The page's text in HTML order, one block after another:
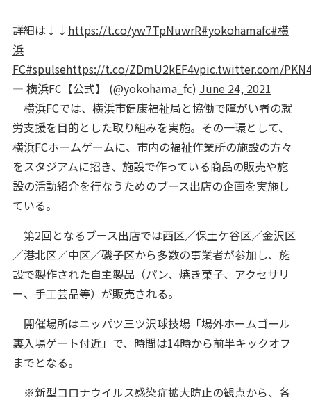
詳細は↓↓ https://t.co/yw7TpNuwrR#yokohamafc#横
浜
FC#spulsehttps://t.co/ZDmU2kEF4vpic.twitter.com/
— 横浜FC【公式】 (@yokohama_fc) June 24, 2021
横浜FCでは、横浜市健康福祉局と協働で障がい者の就
労支援を目的とした取り組みを実施。その一環として、
横浜FCホームゲームに、市内の福祉作業所の施設の方々
をスタジアムに招き、施設で作っている商品の販売や施
設の活動紹介を行なうためのブース出店の企画を実施し
ている。
第2回となるブース出店では西区／保土ケ谷区／金沢区
／港北区／中区／磯子区から多数の事業者が参加し、施
設で製作された自主製品（パン、焼き菓子、アクセサリ
ー、手工芸品等）が販売される。
開催場所はニッパツ三ツ沢球技場「場外ホームゴール
裏入場ゲート付近」で、時間は14時から前半キックオフ
までとなる。
※新型コロナウイルス感染症拡大防止の観点から、各